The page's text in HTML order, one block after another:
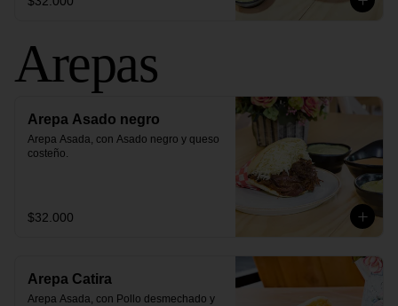
Arepas
Arepa Asado negro
Arepa Asada, con Asado negro y queso
costeño.
$32.000
Arepa Catira
Arepa Asada, con Pollo desmechado y